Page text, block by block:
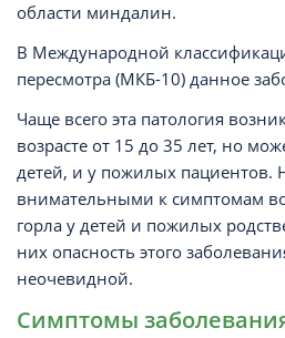
области миндалин.
В Международной
пересмотра (МКБ-10) данное
Чаще всего эта патология
возрасте от 15 до 35 лет, но
детей, и у пожилых пациентов.
внимательными к симптомам
горла у детей и пожилых
них опасность этого
неочевидной.
Симптомы